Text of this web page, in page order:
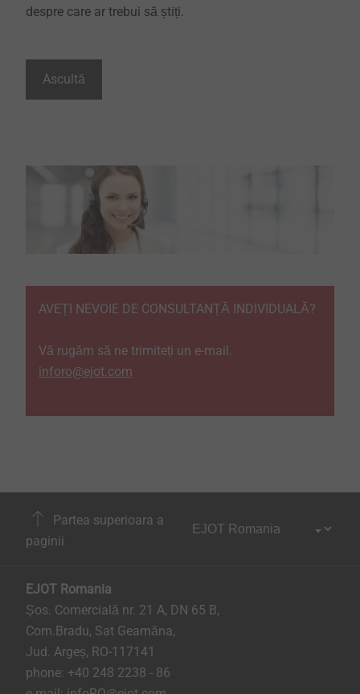
despre care ar trebui să știți.
Ascultă
AVEȚI NEVOIE DE CONSULTANȚĂ INDIVIDUALĂ?
Vă rugăm să ne trimiteți un e-mail.
inforo@ejot.com
Partea superioara a
paginii
EJOT Romania
Șos. Comercială nr. 21 A, DN 65 B,
Com.Bradu, Sat Geamăna,
Jud. Argeș, RO-117141
phone: +40 248 2238 - 86